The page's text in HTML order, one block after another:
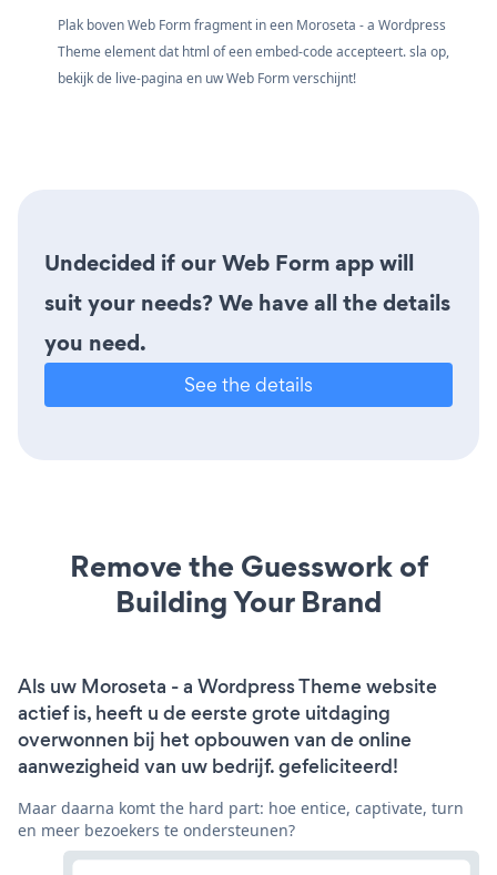
Plak boven Web Form fragment in een Moroseta - a Wordpress
Theme element dat html of een embed-code accepteert. sla op,
bekijk de live-pagina en uw Web Form verschijnt!
Undecided if our Web Form app will
suit your needs? We have all the details
you need.
See the details
Remove the Guesswork of
Building Your Brand
Als uw Moroseta - a Wordpress Theme website
actief is, heeft u de eerste grote uitdaging
overwonnen bij het opbouwen van de online
aanwezigheid van uw bedrijf. gefeliciteerd!
Maar daarna komt the hard part: hoe entice, captivate, turn
en meer bezoekers te ondersteunen?